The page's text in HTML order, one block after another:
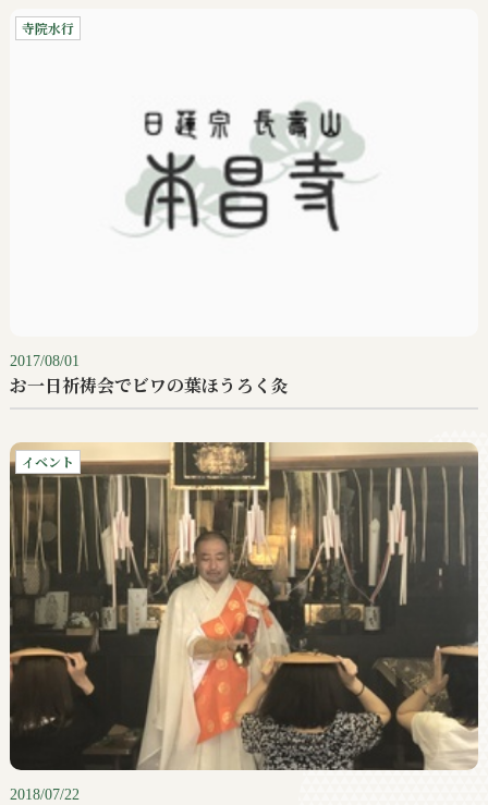
寺院水行
2017/08/01
お一日祈祷会でビワの葉ほうろく灸
イベント
2018/07/22